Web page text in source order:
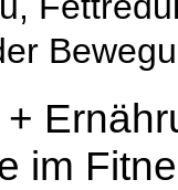
im